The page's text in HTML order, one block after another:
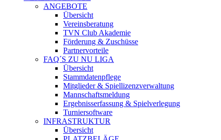
ANGEBOTE
Übersicht
Vereinsberatung
TVN Club Akademie
Förderung & Zuschüsse
Partnervorteile
FAQ´S ZU NU LIGA
Übersicht
Stammdatenpflege
Mitglieder & Spiellizenzverwaltung
Mannschaftsmeldung
Ergebnisserfassung & Spielverlegung
Turniersoftware
INFRASTRUKTUR
Übersicht